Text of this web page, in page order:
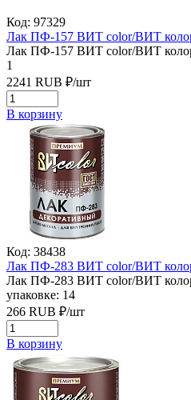
Код: 97329
Лак ПФ-157 ВИТ color/ВИТ
Лак ПФ-157 ВИТ color/ВИТ
1
2241 RUB ₽/шт
В корзину
Код: 38438
Лак ПФ-283 ВИТ color/ВИТ
Лак ПФ-283 ВИТ color/ВИТ
упаковке: 14
266 RUB ₽/шт
В корзину